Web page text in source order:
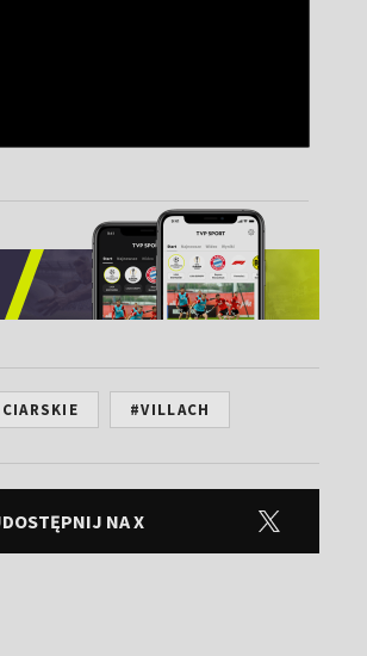
#VILLACH
NA X